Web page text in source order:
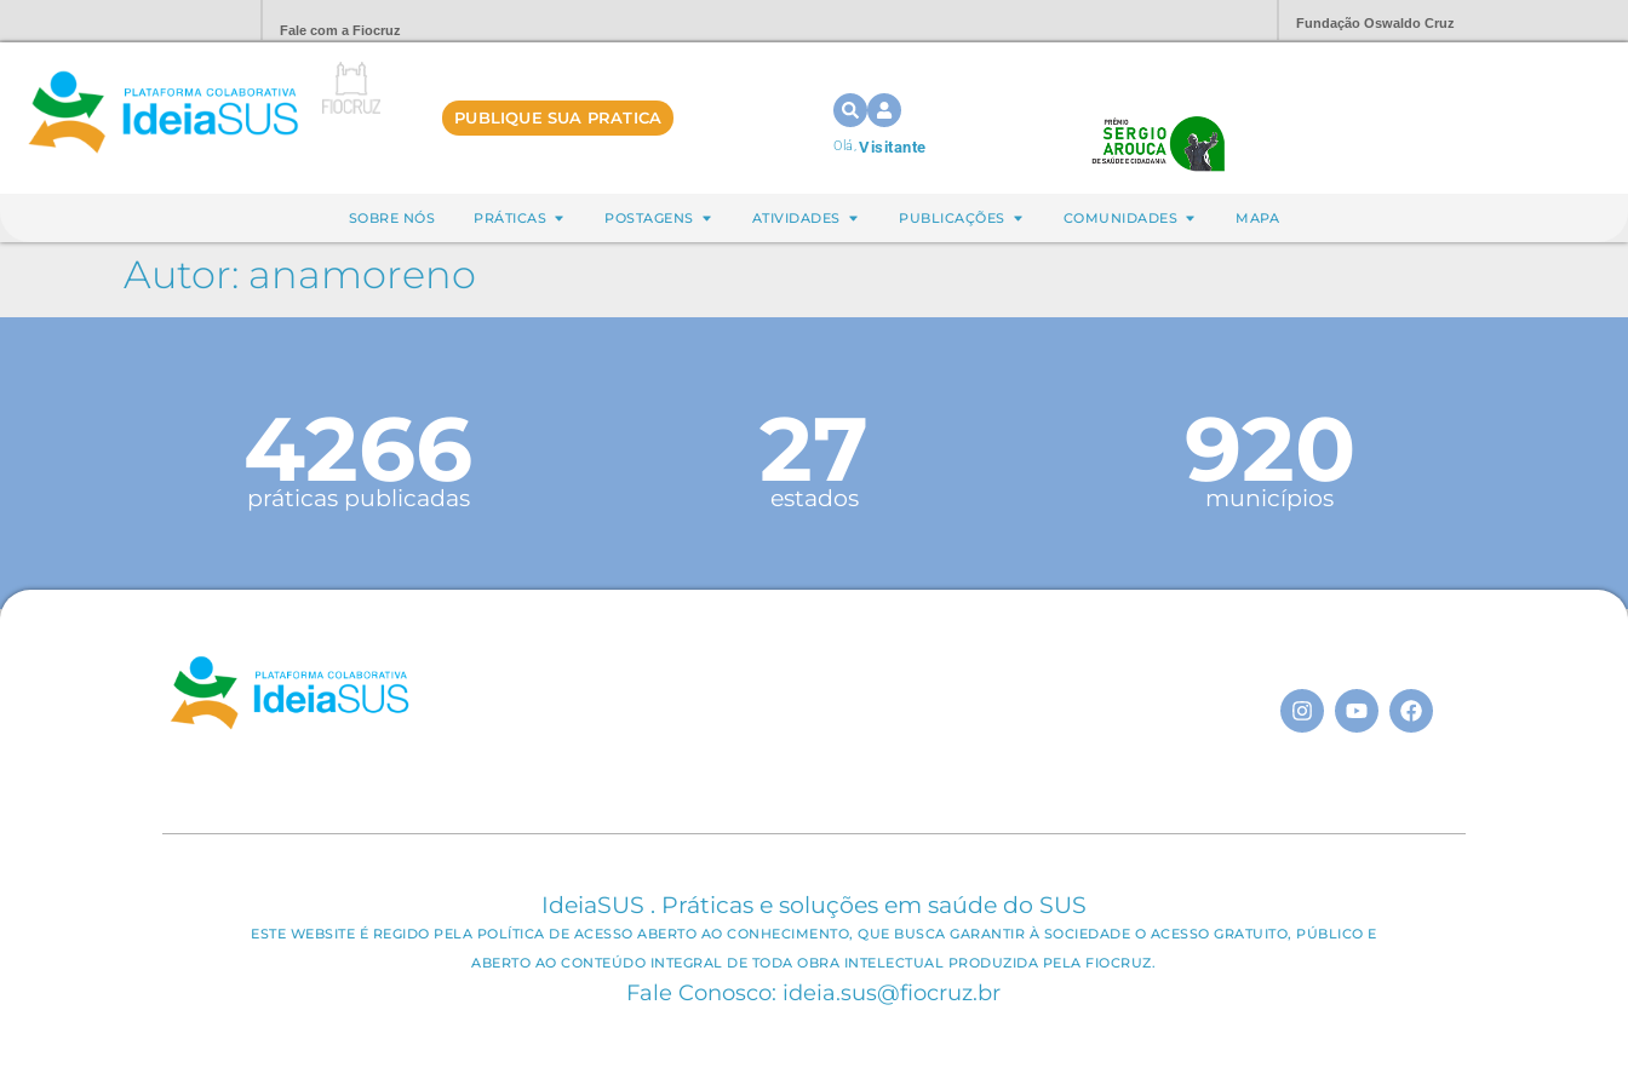
Fale com a Fiocruz Fundação Oswaldo Cruz
PUBLIQUE SUA PRATICA
Olá,Visitante
SOBRE NÓS PRÁTICAS POSTAGENS ATIVIDADES PUBLICAÇÕES COMUNIDADES MAPA
Autor: anamoreno
4266
práticas publicadas 27
estados 920
municípios
IdeiaSUS . Práticas e soluções em saúde do SUS
ESTE WEBSITE É REGIDO PELA POLÍTICA DE ACESSO ABERTO AO CONHECIMENTO, QUE BUSCA GARANTIR À SOCIEDADE O ACESSO GRATUITO, PÚBLICO E
ABERTO AO CONTEÚDO INTEGRAL DE TODA OBRA INTELECTUAL PRODUZIDA PELA FIOCRUZ.
Fale Conosco: ideia.sus@fiocruz.br